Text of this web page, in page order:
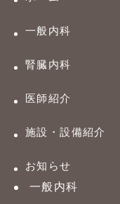
一般内科
腎臓内科
医師紹介
施設・設備紹介
お知らせ
一般内科